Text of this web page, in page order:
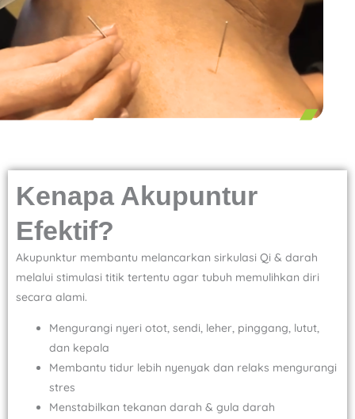
Kenapa Akupuntur
Efektif?
Akupunktur membantu melancarkan sirkulasi Qi & darah
melalui stimulasi titik tertentu agar tubuh memulihkan diri
secara alami.
Mengurangi nyeri otot, sendi, leher, pinggang, lutut,
dan kepala
Membantu tidur lebih nyenyak dan relaks mengurangi
stres
Menstabilkan tekanan darah & gula darah